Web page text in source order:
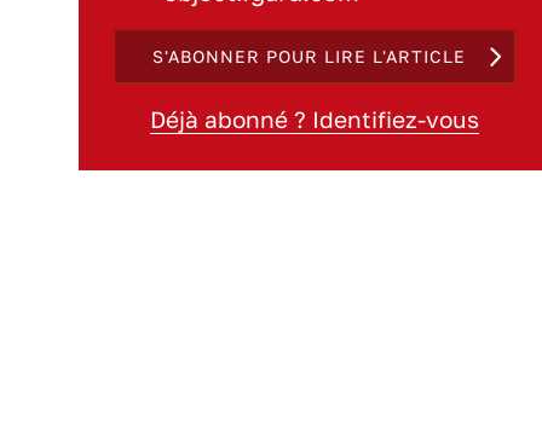
S'ABONNER POUR LIRE L'ARTICLE
Déjà abonné ? Identifiez-vous